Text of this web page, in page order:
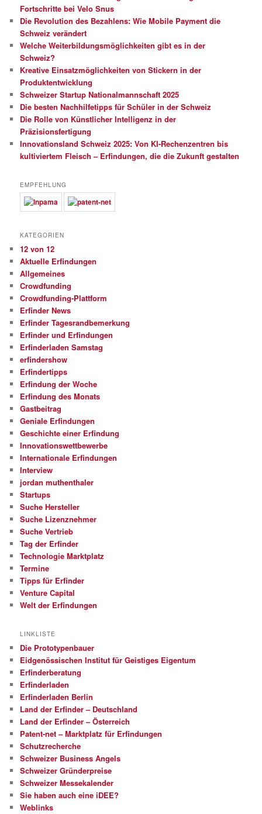
Fortschritte bei Velo Snus
Die Revolution des Bezahlens: Wie Mobile Payment die
Schweiz verändert
Welche Weiterbildungsmöglichkeiten gibt es in der
Schweiz?
Kreative Einsatzmöglichkeiten von Stickern in der
Produktentwicklung
Schweizer Startup Nationalmannschaft 2025
Die besten Nachhilfetipps für Schüler in der Schweiz
Die Rolle von Künstlicher Intelligenz in der
Präzisionsfertigung
Innovationsland Schweiz 2025: Von KI-Rechenzentren bis
kultiviertem Fleisch – Erfindungen, die die Zukunft gestalten
EMPFEHLUNG
KATEGORIEN
12 von 12
Aktuelle Erfindungen
Allgemeines
Crowdfunding
Crowdfunding-Plattform
Erfinder News
Erfinder Tagesrandbemerkung
Erfinder und Erfindungen
Erfinderladen Samstag
erfindershow
Erfindertipps
Erfindung der Woche
Erfindung des Monats
Gastbeitrag
Geniale Erfindungen
Geschichte einer Erfindung
Innovationswettbewerbe
Internationale Erfindungen
Interview
jordan muthenthaler
Startups
Suche Hersteller
Suche Lizenznehmer
Suche Vertrieb
Tag der Erfinder
Technologie Marktplatz
Termine
Tipps für Erfinder
Venture Capital
Welt der Erfindungen
LINKLISTE
Die Prototypenbauer
Eidgenössischen Institut für Geistiges Eigentum
Erfinderberatung
Erfinderladen
Erfinderladen Berlin
Land der Erfinder – Deutschland
Land der Erfinder – Österreich
Patent-net – Marktplatz für Erfindungen
Schutzrecherche
Schweizer Business Angels
Schweizer Gründerpreise
Schweizer Messekalender
Sie haben auch eine iDEE?
Weblinks